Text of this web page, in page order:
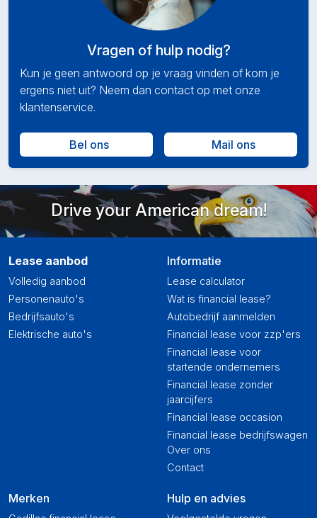
Vragen of hulp nodig?
Kun je geen antwoord op je vraag vinden of kom je
ergens niet uit? Neem dan contact op met onze
klantenservice.
Bel ons Mail ons
Drive your American dream!
Lease aanbod
Volledig aanbod
Personenauto's
Bedrijfsauto's
Elektrische auto's
Merken
Informatie
Lease calculator
Wat is financial lease?
Autobedrijf aanmelden
Financial lease voor zzp'ers
Financial lease voor
startende ondernemers
Financial lease zonder
jaarcijfers
Financial lease occasion
Financial lease bedrijfswagen
Over ons
Contact
Hulp en advies